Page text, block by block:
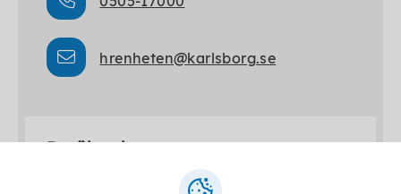
hrenheten@karlsborg.se
Besöksadress
Storgatan 16, Kommunhuset